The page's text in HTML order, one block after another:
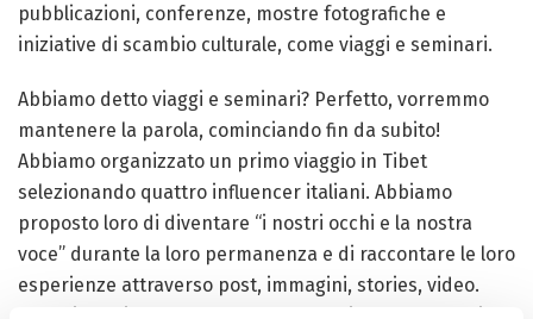
pubblicazioni, conferenze, mostre fotografiche e
iniziative di scambio culturale, come viaggi e seminari.
Abbiamo detto viaggi e seminari? Perfetto, vorremmo
mantenere la parola, cominciando fin da subito!
Abbiamo organizzato un primo viaggio in Tibet
selezionando quattro influencer italiani. Abbiamo
proposto loro di diventare “i nostri occhi e la nostra
voce” durante la loro permanenza e di raccontare le loro
esperienze attraverso post, immagini, stories, video.